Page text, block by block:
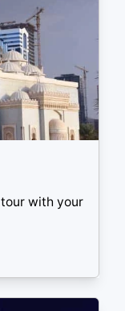
with your